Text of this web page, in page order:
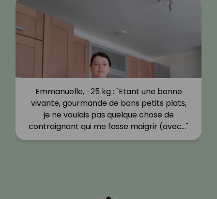
Emmanuelle, -25 kg : "Etant une bonne
vivante, gourmande de bons petits plats,
je ne voulais pas quelque chose de
contraignant qui me fasse maigrir (avec…"